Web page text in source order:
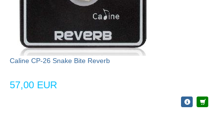
Caline CP-26 Snake Bite Reverb
57,00 EUR